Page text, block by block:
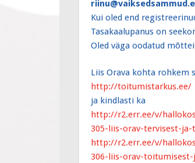
Kui oled end
Tasakaalupanus on
Oled väga oodatud
Liis Orava kohta rohkem
http://toitumistarkus.ee/
ja kindlasti ka
http://r2.err.ee/v/
305-liis-orav-tervisest-
http://r2.err.ee/v/
306-liis-orav-